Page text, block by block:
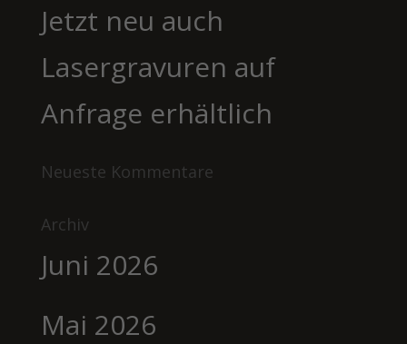
Jetzt neu auch
Lasergravuren auf
Anfrage erhältlich
Neueste Kommentare
Archiv
Juni 2026
Mai 2026